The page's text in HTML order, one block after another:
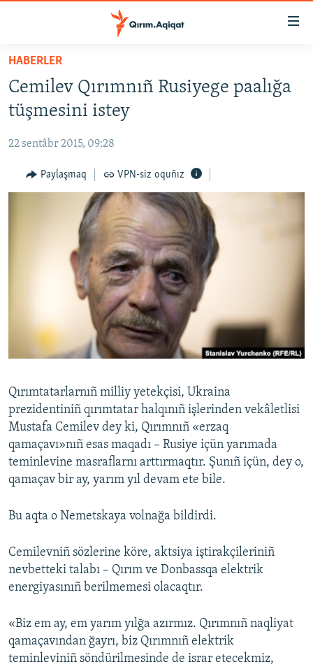
Esas
qaytmaq
Baş
navigatsiyağa
qaytmaq
qaytmaq
HABERLER
İQTİSADİYAT
CEMİYET
MEDENİYET
İNSAN AQLARI
Русский
Українською
QOŞULIÑIZ!
RFE/RS bütün saytları
HABERLER
Cemilev Qırımnıñ Rusiyege paalığa
tüşmesini istey
22 sentâbr 2015, 09:28
Paylaşmaq VPN-siz oquñız
Qırımtatarlarnıñ milliy yetekçisi, Ukraina
prezidentiniñ qırımtatar halqınıñ işlerinden vekâletlisi
Mustafa Cemilev dey ki, Qırımnıñ «erzaq
qamaçavı»nıñ esas maqadı – Rusiye içün yarımada
teminlevine masraflarnı arttırmaqtır. Şunıñ içün, dey o,
qamaçav bir ay, yarım yıl devam ete bile.
Bu aqta o Nemetskaya volnağa bildirdi.
Cemilevniñ sözlerine köre, aktsiya iştirakçileriniñ
nevbetteki talabı – Qırım ve Donbassqa elektrik
energiyasınıñ berilmemesi olacaqtır.
«Biz em ay, em yarım yılğa azırmız. Qırımnıñ naqliyat
qamaçavından ğayrı, biz Qırımnıñ elektrik
teminleviniñ söndürilmesinde de israr etecekmiz,